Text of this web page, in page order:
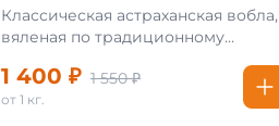
Классическая астраханская вобла,
вяленая по традиционному
1 400 ₽ 1 550 ₽
от 1 кг.